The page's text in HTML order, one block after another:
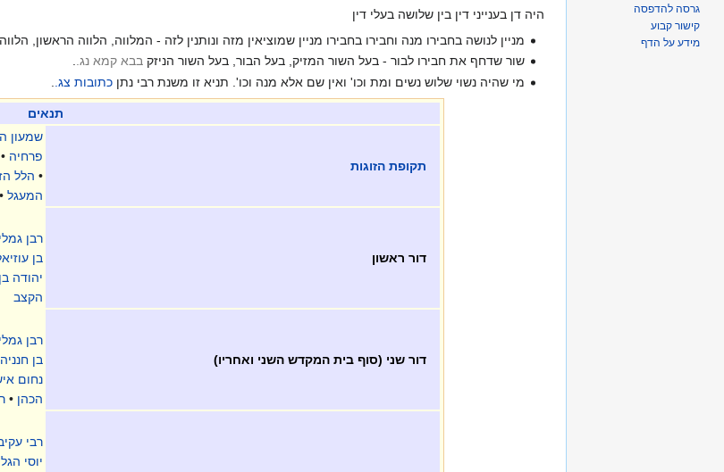
היה דן בענייני דין בין שלושה בעלי דין
מניין לנושה בחבירו מנה וחבירו בחבירו מניין שמוציאין מזה ונותנין לזה - המלווה, הלווה הראשון,
שור שדחף את חבירו לבור - בעל השור המזיק, בעל הבור, בעל השור הניזקבבא קמא נג..
מי שהיה נשוי שלוש נשים ומת וכו' ואין שם אלא מנה וכו'. תניא זו משנת רבי נתןכתובות צג.
תנאים
תקופת הזוגות
שמעון
פרחיה •
• הלל
המעגל •
דור ראשון
רבן
בן
יהודה
הקצב
דור שני (סוף בית המקדש השני ואחריו)
רבן
בן חנניה
נחום
הכהן •
רבי
יוסי
גרסה להדפסה
קישור קבוע
מידע על הדף